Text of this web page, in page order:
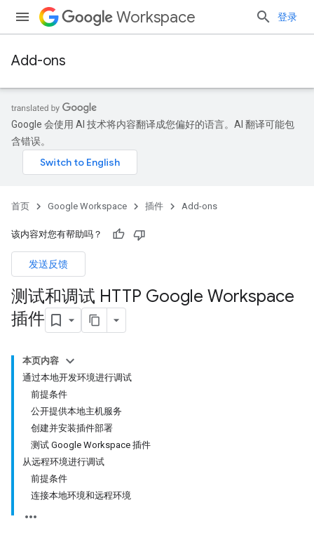
Workspace 登录
Add-ons
Google 会使用 AI 技术将内容翻译成您偏好的语言。AI 翻译可能包
含错误。
首页 Google Workspace 插件 Add-ons
该内容对您有帮助吗？
发送反馈
测试和调试 HTTP Google Workspace
插件
本页内容
通过本地开发环境进行调试
前提条件
公开提供本地主机服务
创建并安装插件部署
测试 Google Workspace 插件
从远程环境进行调试
前提条件
连接本地环境和远程环境